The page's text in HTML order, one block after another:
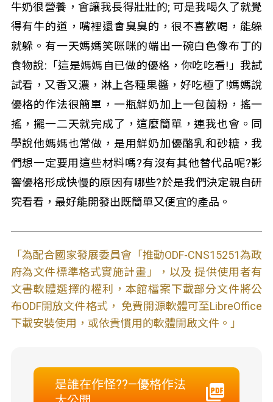
牛奶很營養，會讓我長得壯壯的; 可是我喝久了就覺
得有牛的道，嘴裡還會臭臭的，很不喜歡喝，能躲
就躲。有一天媽媽笑咪咪的端出一碗白色像布丁的
食物說:「這是媽媽自已做的優格，你吃吃看!」我試
試看，又香又濃，淋上各種果醬，好吃極了!媽媽說
優格的作法很簡單，一瓶鮮奶加上一包菌粉，搖一
搖，擺一二天就完成了，這麼簡單，連我也會。同
學說他媽媽也常做，是用鮮奶加優酪乳和砂糖，我
們想一定要用這些材料嗎?有沒有其他替代品呢?影
響優格形成快慢的原因有哪些?於是我們決定親自研
究看看，最好能開發出既簡單又便宜的產品。
「為配合國家發展委員會「推動ODF-CNS15251為政
府為文件標準格式實施計畫」，以及 提供使用者有
文書軟體選擇的權利，本館檔案下載部分文件將公
布ODF開放文件格式， 免費開源軟體可至LibreOffice
下載安裝使用，或依貴慣用的軟體開啟文件。」
是誰在作怪??—優格作法